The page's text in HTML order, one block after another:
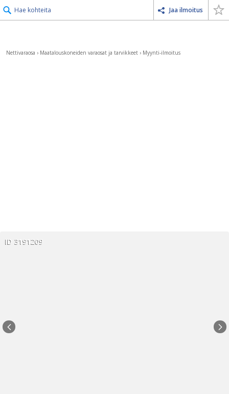
Hae kohteita Jaa ilmoitus
Nettivaraosa › Maatalouskoneiden varaosat ja tarvikkeet › Myynti-ilmoitus
ID 3191209